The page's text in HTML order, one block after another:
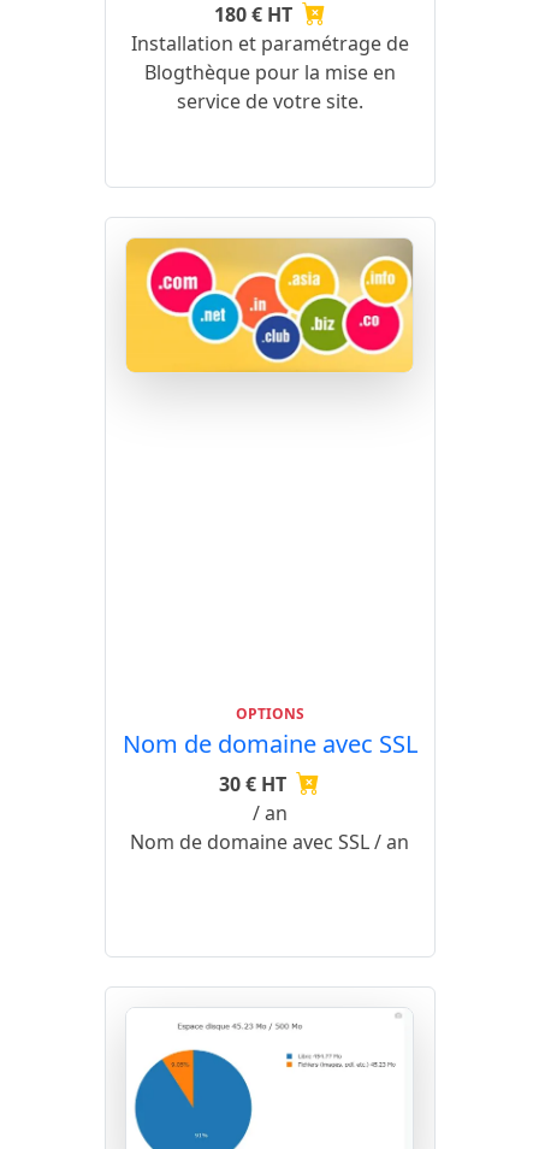
180 € HT
Installation et paramétrage de
Blogthèque pour la mise en
service de votre site.
OPTIONS
Nom de domaine avec SSL
30 € HT
/ an
Nom de domaine avec SSL / an